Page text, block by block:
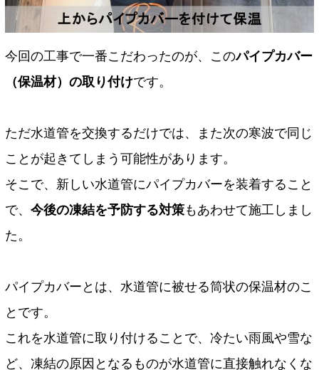
今回の工事で一番こだわったのが、このパイプカバー
（保温材）の取り付けです。
ただ水道管を交換するだけでは、また次の寒波で同じ
ことが起きてしまう可能性があります。
そこで、新しい水道管にパイプカバーを装着すること
で、 今後の凍結を予防する対策もあわせて施工しまし
た。
パイプカバーとは、水道管に被せる筒状の保温材のこ
とです。
これを水道管に取り付けることで、冷たい雨風や雪な
ど、凍結の原因となるものが水道管に直接触れなくな